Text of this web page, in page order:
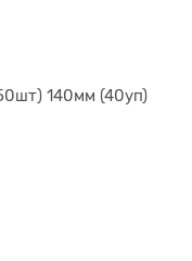
140мм (40уп)